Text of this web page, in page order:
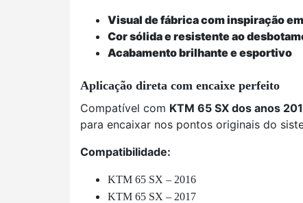
Visual de fábrica com inspiração
Cor sólida e resistente ao
Acabamento brilhante e esportivo
Aplicação direta com encaixe perfeito
Compatível com KTM 65 SX dos anos
para encaixar nos pontos originais do
Compatibilidade:
KTM 65 SX – 2016
KTM 65 SX – 2017